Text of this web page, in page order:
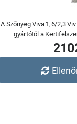
A Szőnyeg Viva 1,6/2,3
gyártótól a